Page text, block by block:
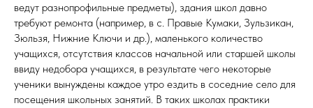
ведут разнопрофильные предметы), здания школ давно
требуют ремонта (например, в с. Правые Кумаки, Зульзикан,
Зюльзя, Нижние Ключи и др.), маленького количество
учащихся, отсутствия классов начальной или старшей школы
ввиду недобора учащихся, в результате чего некоторые
ученики вынуждены каждое утро ездить в соседние село для
посещения школьных занятий. В таких школах практики